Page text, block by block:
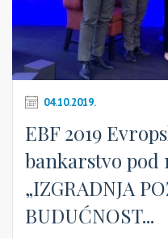
04.10.2019.
EBF 2019
bankarstvo pod
„IZGRADNJA
BUDUĆNOST...